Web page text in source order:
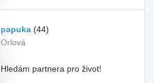
papuka (44)
Orlová
Hledám partnera pro život!